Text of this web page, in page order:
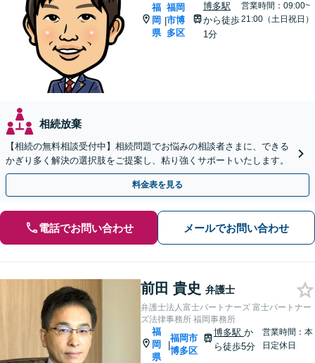
福
岡
県
|
福岡
市博
多区
博多駅
から徒歩
1分
営業時間：09:00~
21:00（土日祝日）
相続放棄
【相続の無料相談受付中】相続問題でお悩みの相談者さまに、できる
かぎり多く解決の選択肢をご提案し、粘り強くサポートいたします。
料金表を見る
電話でお問い合わせ メールでお問い合わせ
前田 貴史 弁護士
弁護士法人富士パートナーズ 富士パートナー
ズ法律事務所 福岡事務所
福
岡
県
|
福岡市
博多区
博多駅 か
ら徒歩5分
営業時間：本
日定休日